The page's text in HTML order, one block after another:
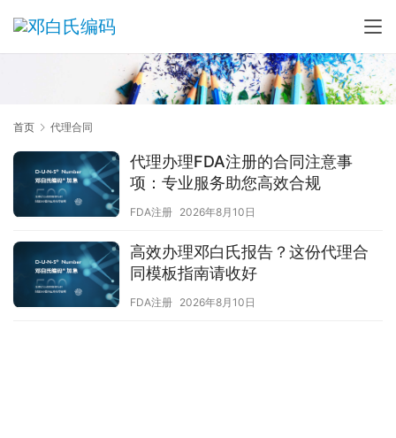
首页 代理合同
代理办理FDA注册的合同注意事
项：专业服务助您高效合规
FDA注册 2026年8月10日
高效办理邓白氏报告？这份代理合
同模板指南请收好
FDA注册 2026年8月10日